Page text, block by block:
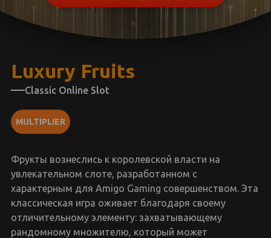
Luxury Fruits
Classic Online Slot
MULTIPLIER
Фрукты вознеслись к королевской власти на
увлекательном слоте, разработанном с
характерным для Amigo Gaming совершенством. Эта
классическая игра оживает благодаря своему
отличительному элементу: захватывающему
рандомному множителю, который может